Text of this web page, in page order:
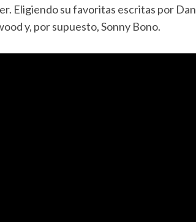
Eligiendo su favoritas escritas por Dan
y, por supuesto, Sonny Bono.